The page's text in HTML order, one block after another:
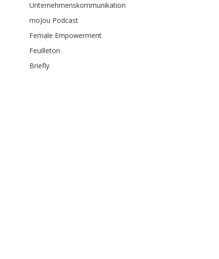
Unternehmenskommunikation
moJou Podcast
Female Empowerment
Feuilleton
Briefly